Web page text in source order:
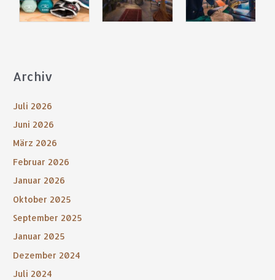
Archiv
Juli 2026
Juni 2026
März 2026
Februar 2026
Januar 2026
Oktober 2025
September 2025
Januar 2025
Dezember 2024
Juli 2024